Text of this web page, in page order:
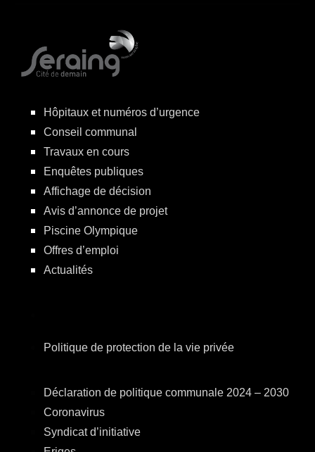
Hôpitaux et numéros d’urgence
Conseil communal
Travaux en cours
Enquêtes publiques
Affichage de décision
Avis d’annonce de projet
Piscine Olympique
Offres d’emploi
Actualités
Politique de protection de la vie privée
Déclaration de politique communale 2024 – 2030
Coronavirus
Syndicat d’initiative